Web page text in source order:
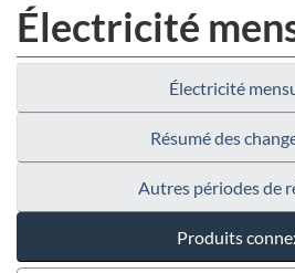
Électricité
Électricité
Résumé des
Autres périodes de
Produits